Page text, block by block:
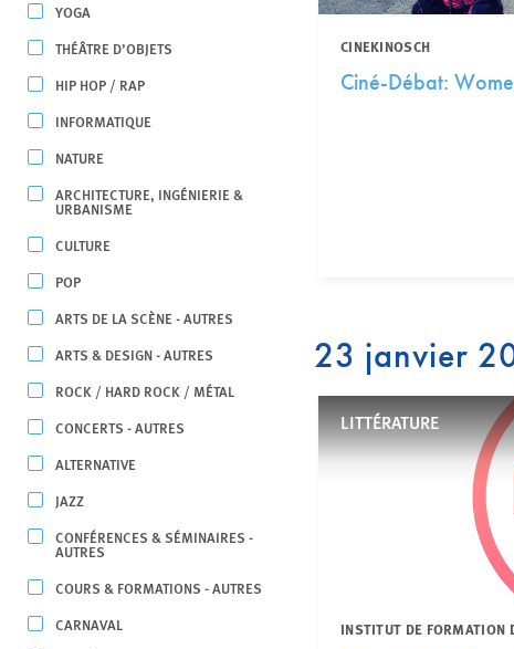
YOGA
THÉÂTRE D’OBJETS
HIP HOP / RAP
INFORMATIQUE
NATURE
ARCHITECTURE, INGÉNIERIE &
URBANISME
CULTURE
POP
ARTS DE LA SCÈNE - AUTRES
ARTS & DESIGN - AUTRES
ROCK / HARD ROCK / MÉTAL
CONCERTS - AUTRES
ALTERNATIVE
JAZZ
CONFÉRENCES & SÉMINAIRES -
AUTRES
COURS & FORMATIONS - AUTRES
CARNAVAL
CINEKINOSCH
Ciné-Débat:
23 janvier
LITTÉRATURE
INSTITUT DE FORMATION